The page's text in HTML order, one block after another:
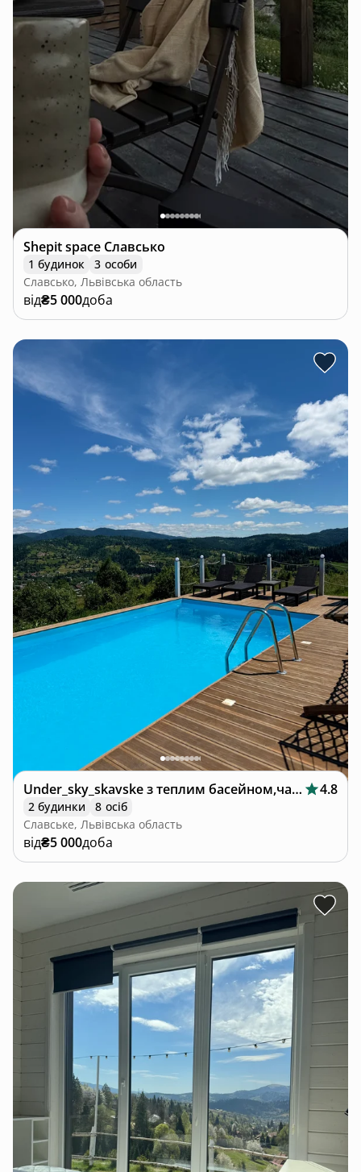
Shepit space Славсько
1 будинок
3 особи
Славсько, Львівська область
від₴5 000доба
Under_sky_skavske з теплим басейном,чаном 4.8
2 будинки
8 осіб
Славське, Львівська область
від₴5 000доба